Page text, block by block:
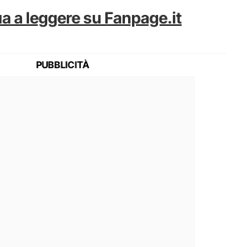
a leggere su Fanpage.it